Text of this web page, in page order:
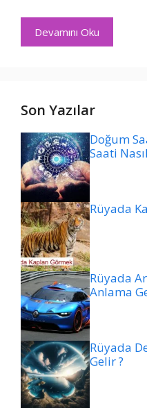
Devamını Oku
Son Yazılar
Doğum
Saati
Rüyada
Rüyada
Anlama
Rüyada
Gelir ?